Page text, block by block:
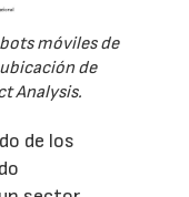
móviles de
de
Analysis.
de los